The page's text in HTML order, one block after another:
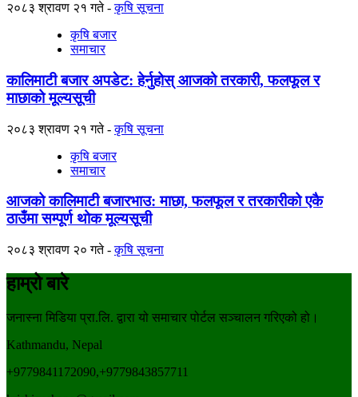
२०८३ श्रावण २१ गते
कृषि सूचना
कृषि बजार
समाचार
कालिमाटी बजार अपडेट: हेर्नुहोस् आजको तरकारी, फलफूल र
माछाको मूल्यसूची
२०८३ श्रावण २१ गते
कृषि सूचना
कृषि बजार
समाचार
आजको कालिमाटी बजारभाउ: माछा, फलफूल र तरकारीको एकै
ठाउँमा सम्पूर्ण थोक मूल्यसूची
२०८३ श्रावण २० गते कृषि सूचना
हाम्रो बारे
जनास्ना मिडिया प्रा.लि. द्वारा यो समाचार पोर्टल सञ्चालन गरिएको हो।
Kathmandu, Nepal
+9779841172090,+9779843857711